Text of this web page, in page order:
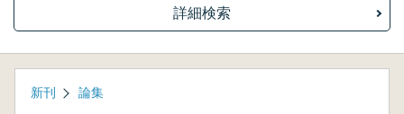
詳細検索
新刊 論集